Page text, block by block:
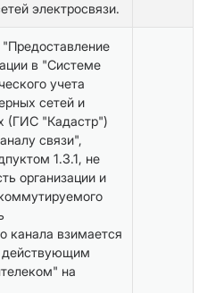
электросвязи.
в "Системе
учета
сетей и
(ГИС "Кадастр")
связи",
1.3.1, не
организации и
канала взимается
действующим
на